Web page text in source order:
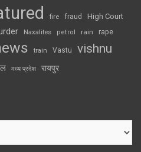
fire fraud High Court
Naxalites petrol rain rape
train Vastu vishnu
मध्य प्रदेश रायपुर